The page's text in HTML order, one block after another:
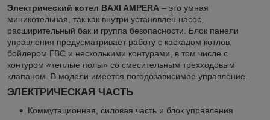
Электрический котел BAXI AMPERA – это умная
миникотельная, так как внутри установлен насос,
расширительный бак и группа безопасности. Блок панели
управления предусматривает работу с каскадом котлов,
бойлером ГВС и несколькими контурами, в том числе с
контуром «теплые полы» со смесительным трехходовым
клапаном. В модели имеется погодозависимое управление.
ЭЛЕКТРИЧЕСКАЯ ЧАСТЬ
Коммутационная, силовая часть и блок управления